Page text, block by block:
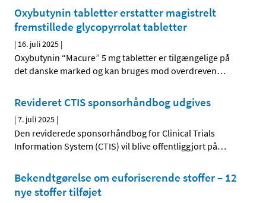
Oxybutynin tabletter erstatter magistrelt
fremstillede glycopyrrolat tabletter
| 16. juli 2025 |
Oxybutynin “Macure” 5 mg tabletter er tilgængelige på
det danske marked og kan bruges mod overdreven…
Revideret CTIS sponsorhåndbog udgives
|7. juli 2025 |
Den reviderede sponsorhåndbog for Clinical Trials
Information System (CTIS) vil blive offentliggjort på…
Bekendtgørelse om euforiserende stoffer – 12
nye stoffer tilføjet